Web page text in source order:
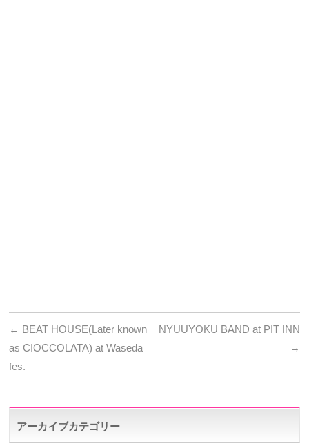
← BEAT HOUSE(Later known
as CIOCCOLATA) at Waseda
fes.
NYUUYOKU BAND at PIT INN
→
アーカイブカテゴリー